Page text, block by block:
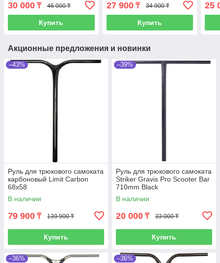
30 000 ₸ 46 000 ₸
Купить
27 900₸ 34 900 ₸
Купить
25
Акционные предложения и новинки
–43%
Руль для трюкового самоката
карбоновый Limit Carbon
68x58
В наличии
79 900 ₸ 139 900 ₸
Купить
–39%
Руль для трюкового самоката
Striker Gravis Pro Scooter Bar
710mm Black
В наличии
20 000 ₸ 33 000 ₸
Купить
–36% –36%